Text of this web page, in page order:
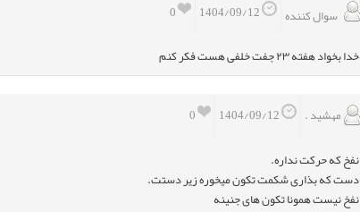
0
سوال کننده
خدا بخواد هفته ۲۳ جفت خلفی هست فکر کنم
0
مهشید .
نفخ که حرکت نداره.
دست که بذاری شکمت تکون میخوره زیر دستت.
نفخ نیست همونا تکون های جنینه